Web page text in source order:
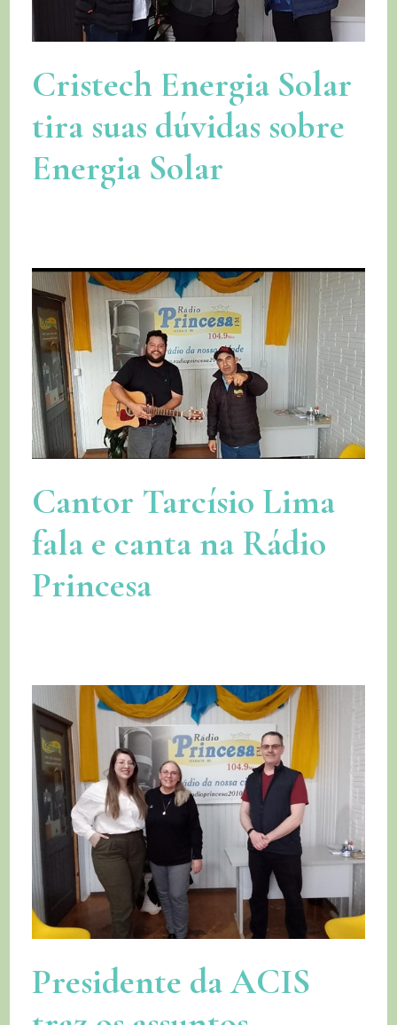
Cristech Energia Solar
tira suas dúvidas sobre
Energia Solar
Cantor Tarcísio Lima
fala e canta na Rádio
Princesa
Presidente da ACIS